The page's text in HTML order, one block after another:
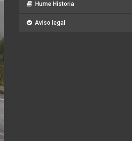
Hume Historia
Aviso legal